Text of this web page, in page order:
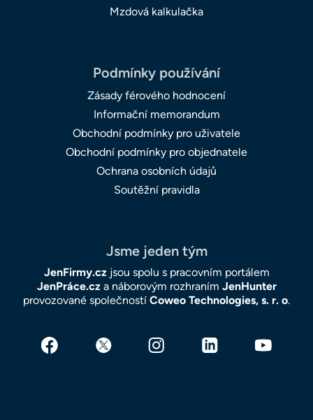
Mzdová kalkulačka
Podmínky používání
Zásady férového hodnocení
Informační memorandum
Obchodní podmínky pro uživatele
Obchodní podmínky pro objednatele
Ochrana osobních údajů
Soutěžní pravidla
Jsme jeden tým
JenFirmy.czjsou spolu s pracovním portálem
JenPráce.cza náborovým rozhraním JenHunter
provozované společností Coweo Technologies, s. r. o.